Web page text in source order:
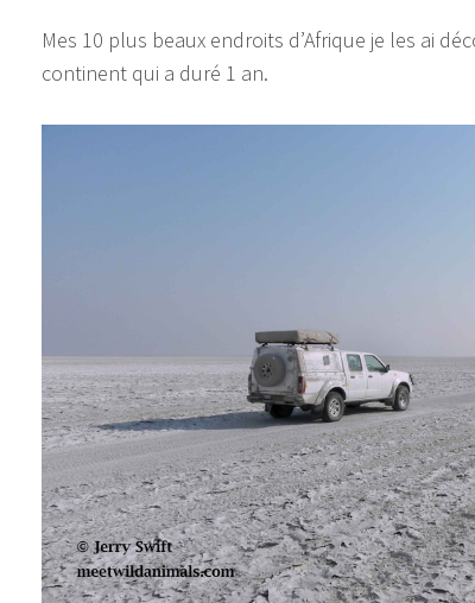
Mes 10 plus beaux endroits d’Afrique je les ai
continent qui a duré 1 an.